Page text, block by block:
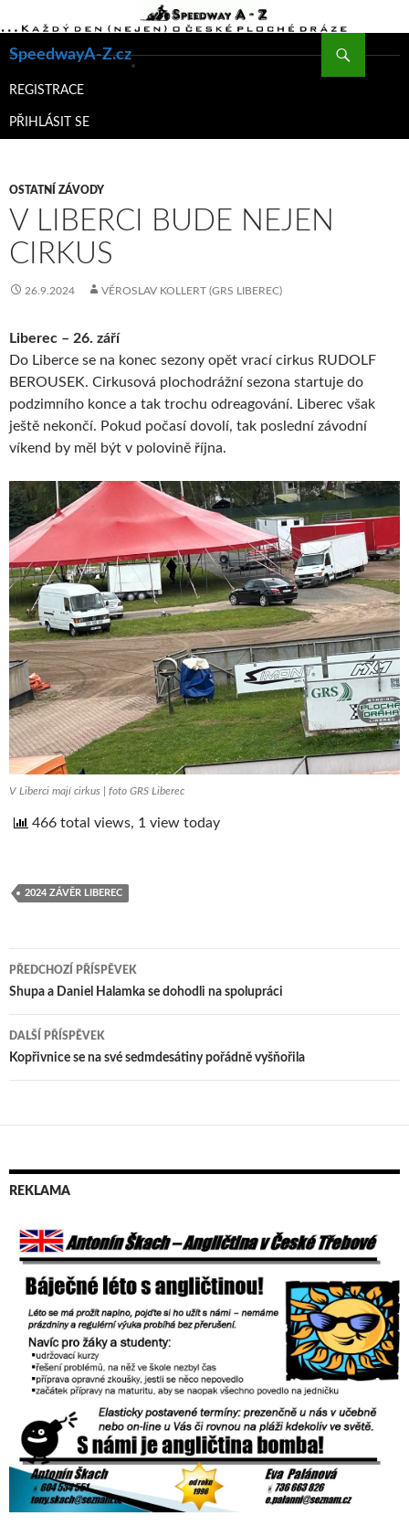
SpeedwayA-Z.cz
K
WEBU
REGISTRACE
PŘIHLÁSIT SE
OSTATNÍ ZÁVODY
V LIBERCI BUDE NEJEN
CIRKUS
26.9.2024 VĚROSLAV KOLLERT (GRS LIBEREC)
Liberec – 26. září
Do Liberce se na konec sezony opět vrací cirkus RUDOLF
BEROUSEK. Cirkusová plochodrážní sezona startuje do
podzimního konce a tak trochu odreagování. Liberec však
ještě nekončí. Pokud počasí dovolí, tak poslední závodní
víkend by měl být v polovině října.
V Liberci mají cirkus | foto GRS Liberec
466 total views, 1 view today
2024 ZÁVĚR LIBEREC
Navigace
pro
příspěvek
PŘEDCHOZÍ PŘÍSPĚVEK
Shupa a Daniel Halamka se dohodli na spolupráci
DALŠÍ PŘÍSPĚVEK
Kopřivnice se na své sedmdesátiny pořádně vyšňořila
REKLAMA